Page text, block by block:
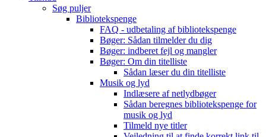
Søg puljer
Bibliotekspenge
FAQ - udbetaling af bibliotekspenge
Bøger: Sådan tilmelder du dig
Bøger: indberet fejl og mangler
Bøger: Om din titelliste
Sådan læser du din titelliste
Musik og lyd
Indlæsere af netlydbøger
Sådan beregnes bibliotekspenge for
musik og lyd
Tilmeld nye titler